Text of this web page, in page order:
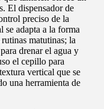
El dispensador de
preciso de la
se adapta a la forma
matutinas; la
drenar el agua y
el cepillo para
vertical que se
una herramienta de